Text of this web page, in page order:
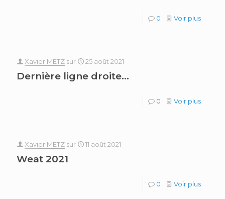
0 Voir plus
Xavier METZ sur 25 août 2021
Dernière ligne droite…
0 Voir plus
Xavier METZ sur 11 août 2021
Weat 2021
0 Voir plus